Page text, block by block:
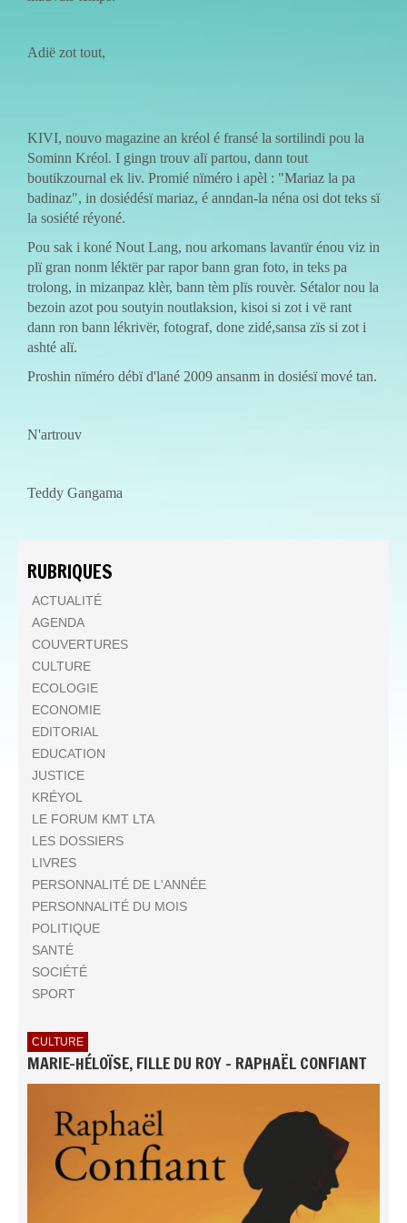
Adië zot tout,
KIVI, nouvo magazine an kréol é fransé la sortilindi pou la
Sominn Kréol. I gingn trouv alï partou, dann tout
boutikzournal ek liv. Promié nïméro i apèl : "Mariaz la pa
badinaz", in dosiédésï mariaz, é anndan-la néna osi dot teks sï
la sosiété réyoné.
Pou sak i koné Nout Lang, nou arkomans lavantïr énou viz in
plï gran nonm léktër par rapor bann gran foto, in teks pa
trolong, in mizanpaz klèr, bann tèm plïs rouvèr. Sétalor nou la
bezoin azot pou soutyin noutlaksion, kisoi si zot i vë rant
dann ron bann lékrivër, fotograf, done zidé,sansa zïs si zot i
ashté alï.
Proshin nïméro débï d'lané 2009 ansanm in dosiésï mové tan.
N'artrouv
Teddy Gangama
RUBRIQUES
ACTUALITÉ
AGENDA
COUVERTURES
CULTURE
ECOLOGIE
ECONOMIE
EDITORIAL
EDUCATION
JUSTICE
KRÉYOL
LE FORUM KMT LTA
LES DOSSIERS
LIVRES
PERSONNALITÉ DE L'ANNÉE
PERSONNALITÉ DU MOIS
POLITIQUE
SANTÉ
SOCIÉTÉ
SPORT
CULTURE
MARIE-HÉLOÏSE, FILLE DU ROY - RAPHAËL CONFIANT